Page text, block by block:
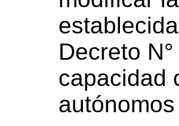
Decreto
capacidad